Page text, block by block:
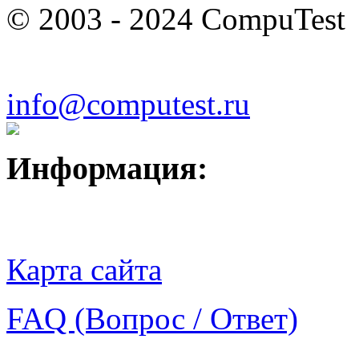
© 2003 - 2024 CompuTest
info@computest.ru
Информация:
Карта сайта
FAQ (Вопрос / Ответ)